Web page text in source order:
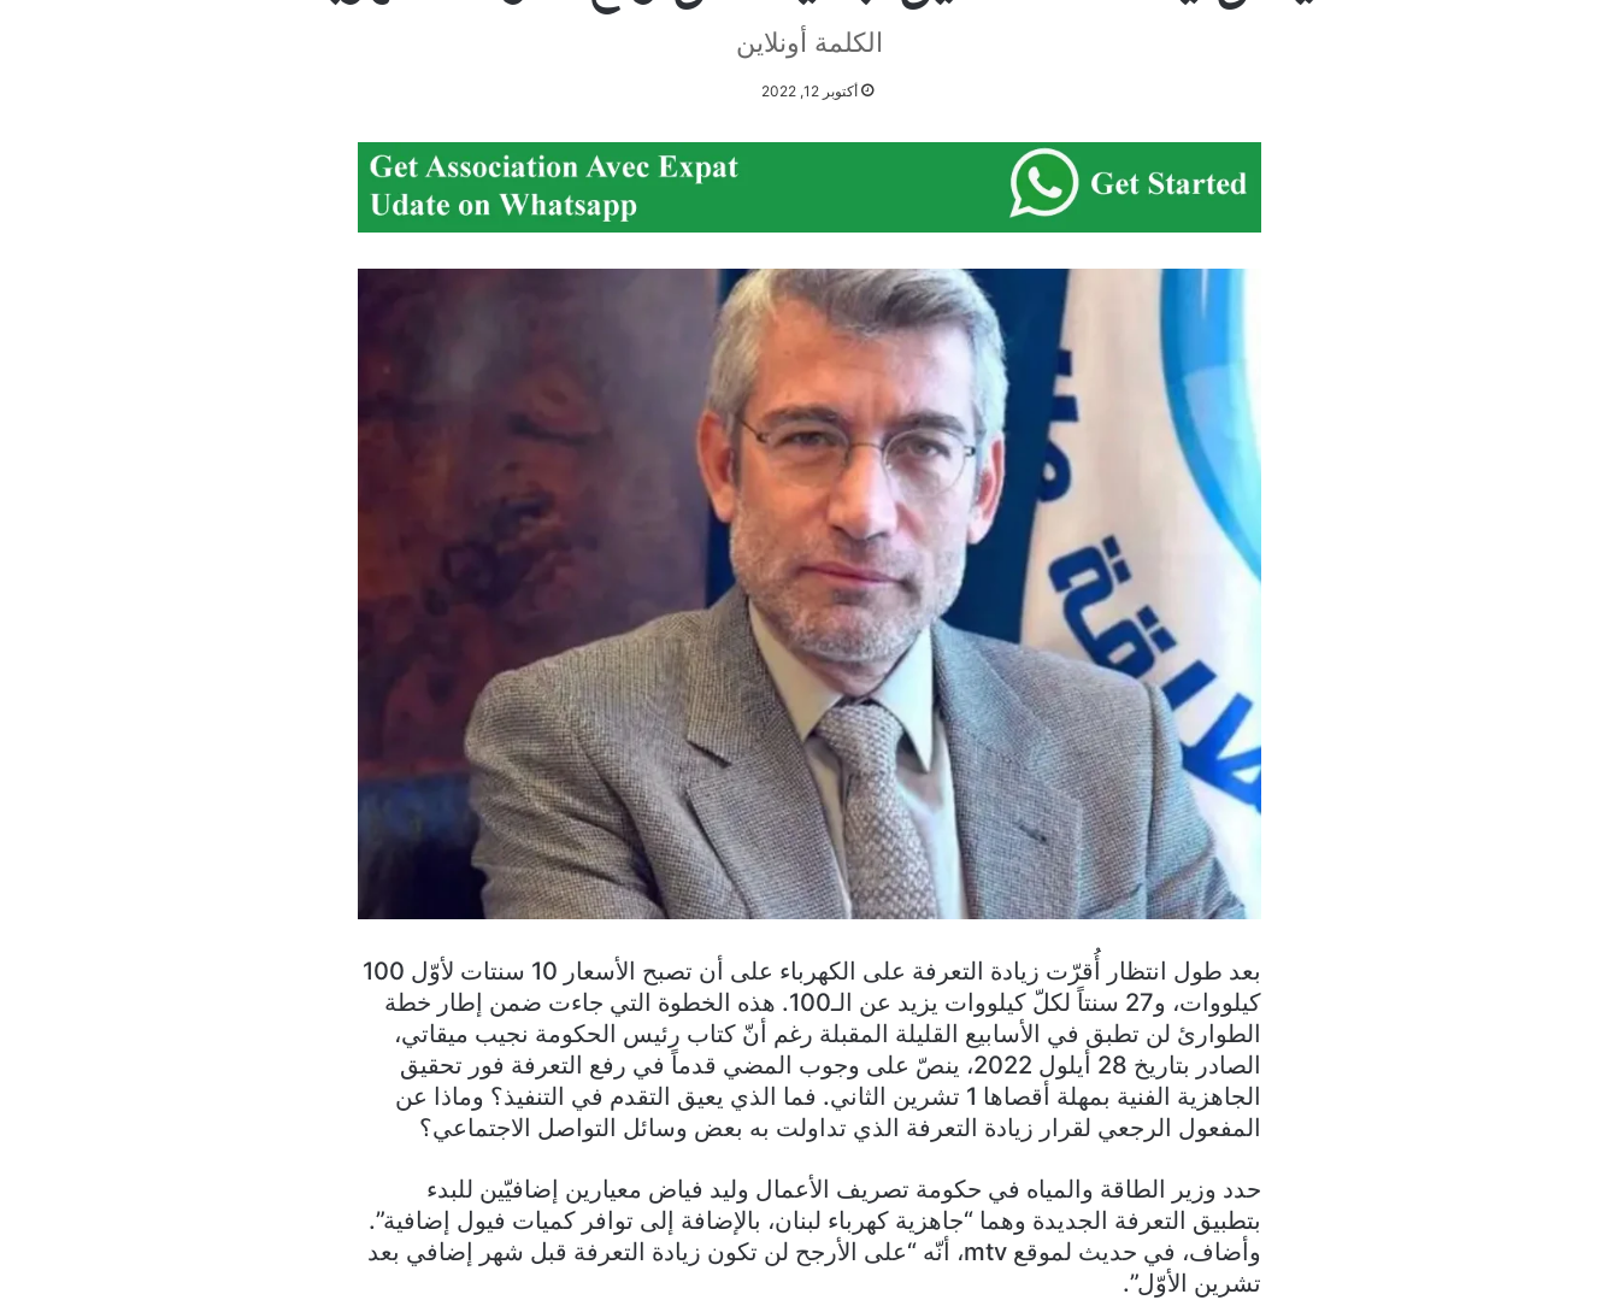
الكلمة أونلاين
أكتوبر 12, 2022
بعد طول انتظار أُقرّت زيادة التعرفة على الكهرباء على أن تصبح الأسعار 10 سنتات لأوّل 100
كيلووات، و27 سنتاً لكلّ كيلووات يزيد عن الـ100. هذه الخطوة التي جاءت ضمن إطار خطة
الطوارئ لن تطبق في الأسابيع القليلة المقبلة رغم أنّ كتاب رئيس الحكومة نجيب ميقاتي،
الصادر بتاريخ 28 أيلول 2022، ينصّ على وجوب المضي قدماً في رفع التعرفة فور تحقيق
الجاهزية الفنية بمهلة أقصاها 1 تشرين الثاني. فما الذي يعيق التقدم في التنفيذ؟ وماذا عن
المفعول الرجعي لقرار زيادة التعرفة الذي تداولت به بعض وسائل التواصل الاجتماعي؟
حدد وزير الطاقة والمياه في حكومة تصريف الأعمال وليد فياض معيارين إضافيّين للبدء
بتطبيق التعرفة الجديدة وهما “جاهزية كهرباء لبنان، بالإضافة إلى توافر كميات فيول إضافية”.
وأضاف، في حديث لموقع mtv، أنّه “على الأرجح لن تكون زيادة التعرفة قبل شهر إضافي بعد
تشرين الأوّل”.